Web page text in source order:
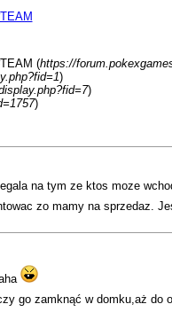
(https://
)
)
)
na tym ze ktos moze
zo mamy na sprzedaz.
go zamknąć w domku,aż do